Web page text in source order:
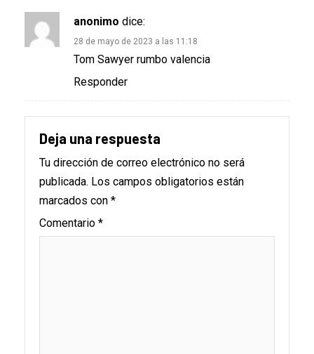
anonimo dice:
28 de mayo de 2023 a las 11:18
Tom Sawyer rumbo valencia
Responder
Deja una respuesta
Tu dirección de correo electrónico no será
publicada. Los campos obligatorios están
marcados con *
Comentario *